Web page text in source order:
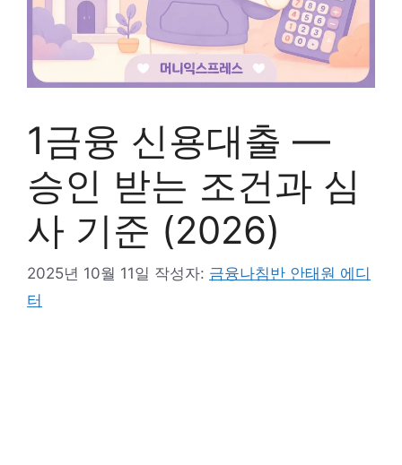
1금융 신용대출 —
승인 받는 조건과 심
사 기준 (2026)
2025년 10월 11일 작성자: 금융나침반 안태원 에디
터